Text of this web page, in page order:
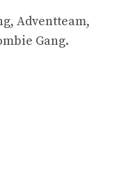
Adventteam,
Gang.